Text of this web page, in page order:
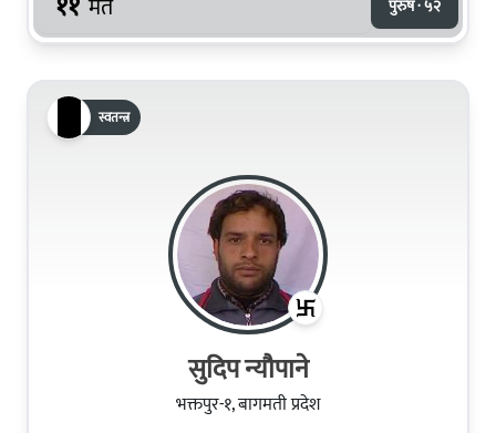
मत पुरुष · ५२
स्वतन्त्र
सुदिप न्यौपाने
भक्तपुर-१, बागमती प्रदेश